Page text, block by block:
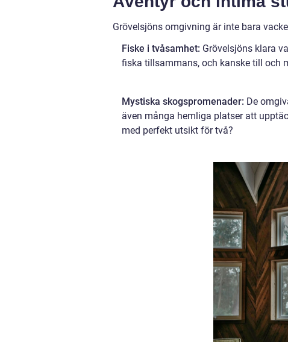
Grövelsjöns omgivning är inte bara
Fiske i tvåsamhet: Grövelsjöns klara
fiska tillsammans, och kanske till och
Mystiska skogspromenader: De
även många hemliga platser att
med perfekt utsikt för två?